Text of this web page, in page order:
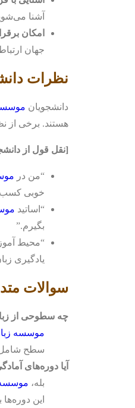
آشنا
امکان
جهان
نظرات
دانشجویان
هستند. برخی از
[نقل قول از
“من در
خوبی کسب
“اساتید
بگیرم.”
“محیط
یادگیری
سوالات
چه سطوحی از
موسسه
سطح شامل
آیا دوره‌های
بله، موسسه
این